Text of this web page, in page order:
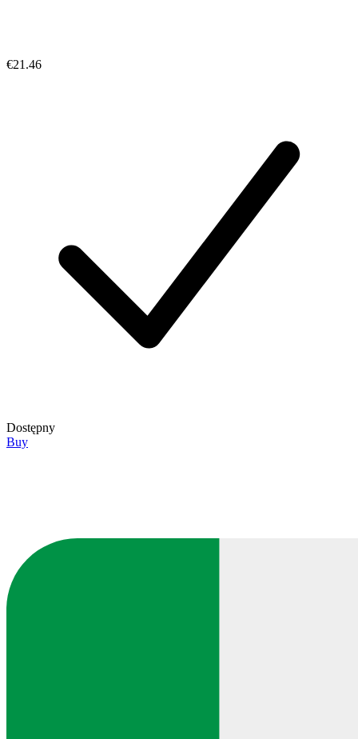
€21.46
Dostępny
Buy